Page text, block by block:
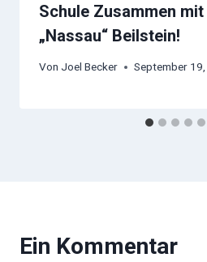
Schule Zusammen
„Nassau“ Beilstein!
Von Joel Becker September
Ein Kommentar